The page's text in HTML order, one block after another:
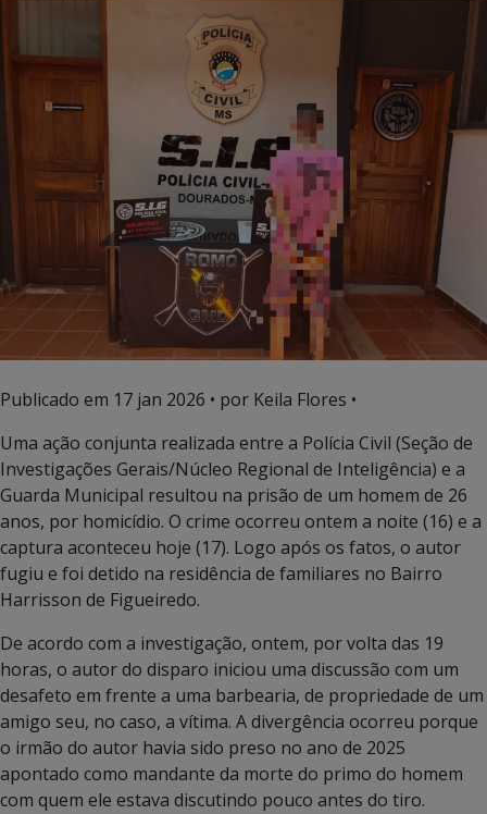
Publicado em 17 jan 2026 • por Keila Flores •
Uma ação conjunta realizada entre a Polícia Civil (Seção de
Investigações Gerais/Núcleo Regional de Inteligência) e a
Guarda Municipal resultou na prisão de um homem de 26
anos, por homicídio. O crime ocorreu ontem a noite (16) e a
captura aconteceu hoje (17). Logo após os fatos, o autor
fugiu e foi detido na residência de familiares no Bairro
Harrisson de Figueiredo.
De acordo com a investigação, ontem, por volta das 19
horas, o autor do disparo iniciou uma discussão com um
desafeto em frente a uma barbearia, de propriedade de um
amigo seu, no caso, a vítima. A divergência ocorreu porque
o irmão do autor havia sido preso no ano de 2025
apontado como mandante da morte do primo do homem
com quem ele estava discutindo pouco antes do tiro.